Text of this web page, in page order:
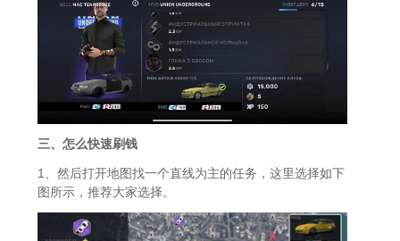
三、怎么快速刷钱
1、然后打开地图找一个直线为主的任务，这里选择如下
图所示，推荐大家选择。